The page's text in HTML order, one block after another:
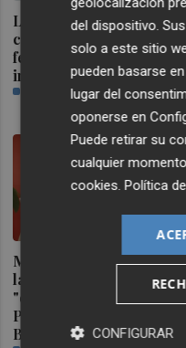
La búsqueda del impacto
científico puede reducir
felicidad del personal
investigador
Morant, convencida de
la gestión de la dana
"el estoque definitivo" al
PP en las urnas: "Habrá
Botànic III"
del dispositivo.
solo a este sitio
pueden basarse
lugar del
oponerse en
Puede retirar su
cualquier
cookies.Política
CONFIGURAR